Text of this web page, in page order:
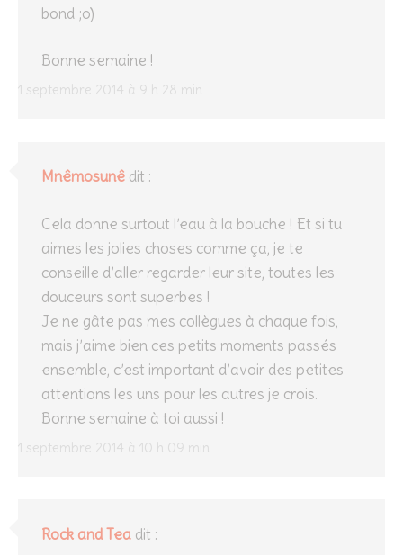
1 septembre 2014 à 9 h 28 min
bond ;o)
Bonne semaine !
Mnêmosunê dit :
1 septembre 2014 à 10 h 09 min
Cela donne surtout l’eau à la bouche ! Et si tu
aimes les jolies choses comme ça, je te
conseille d’aller regarder leur site, toutes les
douceurs sont superbes !
Je ne gâte pas mes collègues à chaque fois,
mais j’aime bien ces petits moments passés
ensemble, c’est important d’avoir des petites
attentions les uns pour les autres je crois.
Bonne semaine à toi aussi !
Rock and Tea dit :